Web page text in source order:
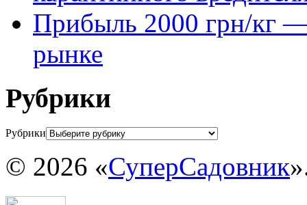
Прибыль 2000 грн/кг —
рынке
Рубрики
Рубрики
© 2026 «СуперСадовник